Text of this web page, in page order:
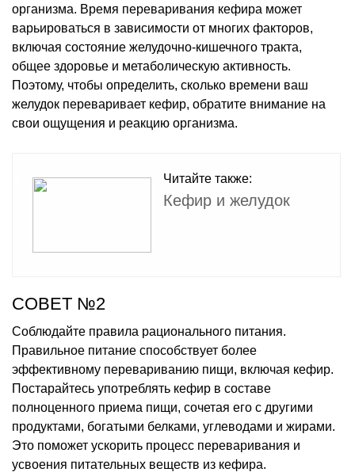
организма. Время переваривания кефира может
варьироваться в зависимости от многих факторов,
включая состояние желудочно-кишечного тракта,
общее здоровье и метаболическую активность.
Поэтому, чтобы определить, сколько времени ваш
желудок переваривает кефир, обратите внимание на
свои ощущения и реакцию организма.
Читайте также:
Кефир и желудок
СОВЕТ №2
Соблюдайте правила рационального питания.
Правильное питание способствует более
эффективному перевариванию пищи, включая кефир.
Постарайтесь употреблять кефир в составе
полноценного приема пищи, сочетая его с другими
продуктами, богатыми белками, углеводами и жирами.
Это поможет ускорить процесс переваривания и
усвоения питательных веществ из кефира.